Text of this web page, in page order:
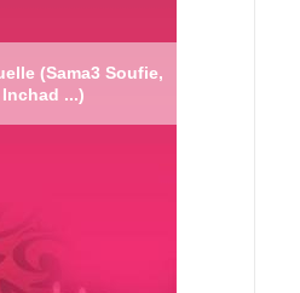
(Sama3 Soufie,
...)